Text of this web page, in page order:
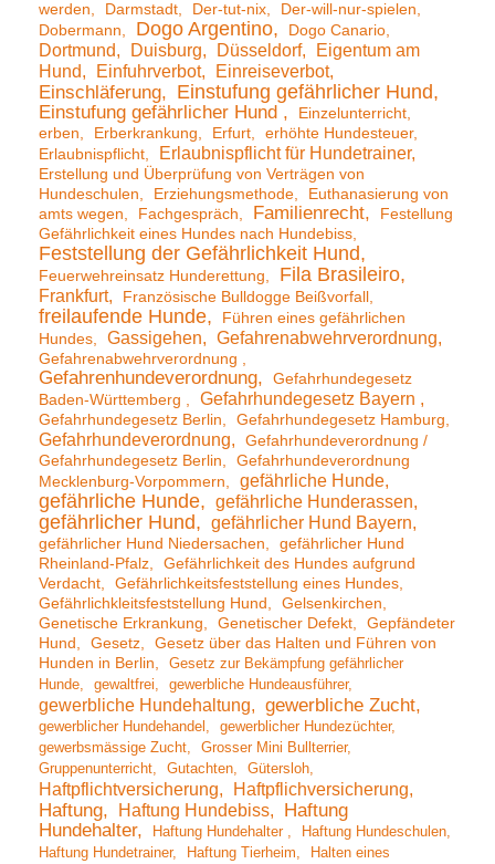
werden Darmstadt Der-tut-nix
Der-will-nur-spielen
Dobermann
Dogo Argentino Dogo Canario
Dortmund Duisburg Düsseldorf
Eigentum am
Hund
Einfuhrverbot Einreiseverbot
Einschläferung Einstufung gefährlicher Hund
Einstufung gefährlicher Hund
Einzelunterricht
erben
Erberkrankung Erfurt
erhöhte Hundesteuer
Erlaubnispflicht
Erlaubnispflicht für Hundetrainer
Erstellung und Überprüfung von Verträgen von
Hundeschulen
Erziehungsmethode
Euthanasierung von
amts wegen
Fachgespräch Familienrecht
Festellung
Gefährlichkeit eines Hundes nach Hundebiss
Feststellung der Gefährlichkeit Hund
Feuerwehreinsatz Hunderettung Fila Brasileiro
Frankfurt Französische Bulldogge Beißvorfall
freilaufende Hunde
Führen eines gefährlichen
Hundes
Gassigehen Gefahrenabwehrverordnung
Gefahrenabwehrverordnung
Gefahrenhundeverordnung
Gefahrhundegesetz
Baden-Württemberg
Gefahrhundegesetz Bayern
Gefahrhundegesetz Berlin Gefahrhundegesetz Hamburg
Gefahrhundeverordnung
Gefahrhundeverordnung /
Gefahrhundegesetz Berlin
Gefahrhundeverordnung
Mecklenburg-Vorpommern
gefährliche Hunde
gefährliche Hunde gefährliche Hunderassen
gefährlicher Hund gefährlicher Hund Bayern
gefährlicher Hund Niedersachen
gefährlicher Hund
Rheinland-Pfalz
Gefährlichkeit des Hundes aufgrund
Verdacht
Gefährlichkeitsfeststellung eines Hundes
Gefährlichkleitsfeststellung Hund
Gelsenkirchen
Genetische Erkrankung
Genetischer Defekt
Gepfändeter
Hund
Gesetz
Gesetz über das Halten und Führen von
Hunden in Berlin
Gesetz zur Bekämpfung gefährlicher
Hunde
gewaltfrei gewerbliche Hundeausführer
gewerbliche Hundehaltung gewerbliche Zucht
gewerblicher Hundehandel
gewerblicher Hundezüchter
gewerbsmässige Zucht
Grosser Mini Bullterrier
Gruppenunterricht
Gutachten Gütersloh
Haftpflichtversicherung Haftpflichversicherung
Haftung Haftung Hundebiss
Haftung
Hundehalter
Haftung Hundehalter
Haftung Hundeschulen
Haftung Hundetrainer
Haftung Tierheim
Halten eines